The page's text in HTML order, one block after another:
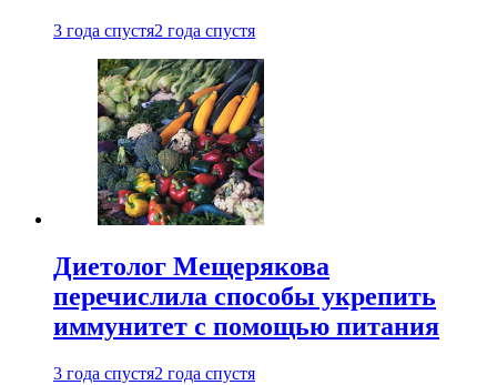
3 года спустя2 года спустя
Диетолог Мещерякова
перечислила способы укрепить
иммунитет с помощью питания
3 года спустя2 года спустя